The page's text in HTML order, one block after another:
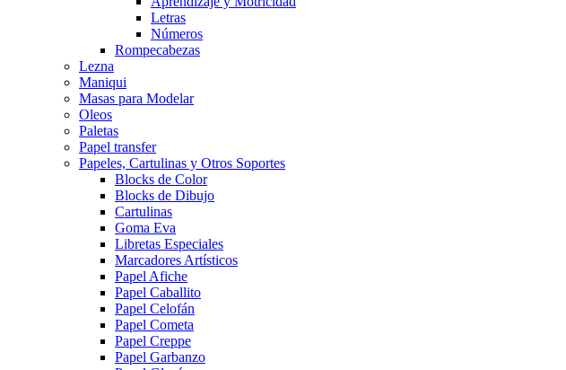
Letras
Números
Rompecabezas
Lezna
Maniqui
Masas para Modelar
Oleos
Paletas
Papel transfer
Papeles, Cartulinas y Otros Soportes
Blocks de Color
Blocks de Dibujo
Cartulinas
Goma Eva
Libretas Especiales
Marcadores Artísticos
Papel Afiche
Papel Caballito
Papel Celofán
Papel Cometa
Papel Creppe
Papel Garbanzo